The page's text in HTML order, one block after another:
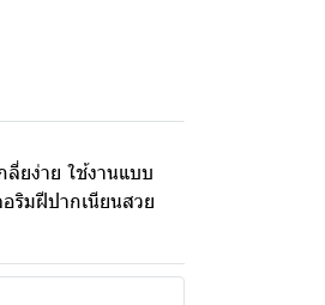
ยง่าย ใช้งานแบบ
ริมฝีปากเนียนสวย